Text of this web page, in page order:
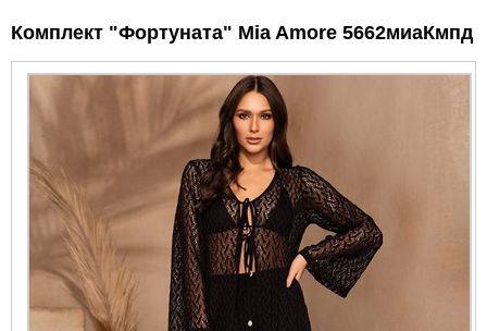
Комплект "Фортуната" Mia Amore 5662миаКмпд